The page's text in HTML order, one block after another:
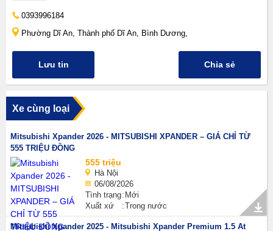
0393996184
Phường Dĩ An, Thành phố Dĩ An, Bình Dương,
Lưu tin Chia sẻ
Xe cùng loại
Mitsubishi Xpander 2026 - MITSUBISHI XPANDER – GIÁ CHỈ TỪ
555 TRIỆU ĐỒNG
555 triệu
Hà Nội
06/08/2026
Tình trạng Mới
Xuất xứ
Trong nước
Mitsubishi Xpander 2025 - Mitsubishi Xpander Premium 1.5 At